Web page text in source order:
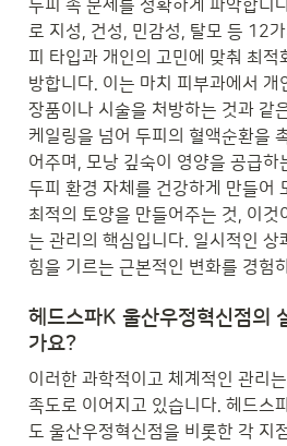
두피 속 문제를 정확하게 파악합니
로 지성, 건성, 민감성, 탈모 등 12
피 타입과 개인의 고민에 맞춰 최
방합니다. 이는 마치 피부과에서
장품이나 시술을 처방하는 것과 같
케일링을 넘어 두피의 혈액순환을
어주며, 모낭 깊숙이 영양을 공급하
두피 환경 자체를 건강하게 만들어
최적의 토양을 만들어주는 것, 이것
는 관리의 핵심입니다. 일시적인 상
힘을 기르는 근본적인 변화를 경험
헤드스파K 울산우정혁신점의
가요?
이러한 과학적이고 체계적인 관리
족도로 이어지고 있습니다. 헤드스
도 울산우정혁신점을 비롯한 각 지